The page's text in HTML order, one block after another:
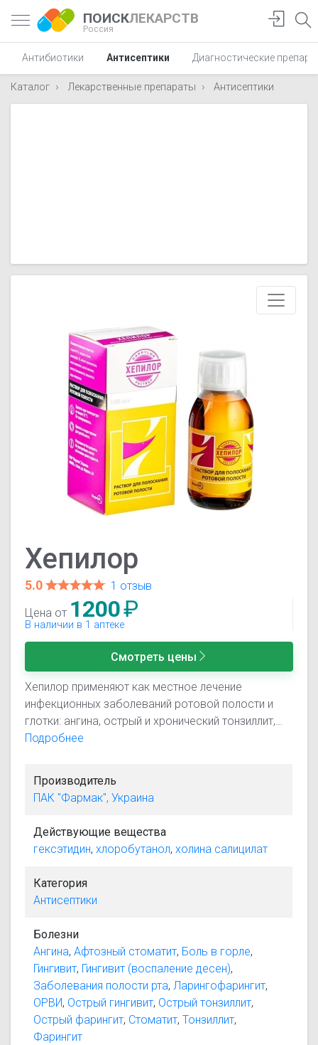
ПОИСКЛЕКАРСТВ
Россия
Антибиотики Антисептики Диагностические
Каталог Лекарственные препараты Антисептики
Хепилор
5.0
1 отзыв
Цена от 1200₽
В наличии в 1 аптеке
Смотреть цены
Хепилор применяют как местное лечение
инфекционных заболеваний ротовой полости и
глотки: ангина, острый и хронический тонзиллит,
фарингит, ларингит; гингивит, стоматит, афта. Уход
Подробнее
Производитель
ПАК "Фармак", Украина
Действующие вещества
гексэтидин,хлоробутанол,холина салицилат
Категория
Антисептики
Болезни
Ангина,Афтозный стоматит, Боль в горле,
Гингивит, Гингивит (воспаление десен),
Заболевания полости рта,Ларингофарингит,
ОРВИ, Острый гингивит, Острый тонзиллит,
Острый фарингит, Стоматит,Тонзиллит,
Фарингит